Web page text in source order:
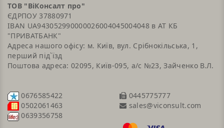
ТОВ "ВіКонсалт про"
ЄДРПОУ 37880971
IBAN UA943052990000026004045004048 в АТ КБ
"ПРИВАТБАНК"
Адреса нашого офісу: м. Київ, вул. Срібнокільська, 1,
перший під`їзд
Поштова адреса: 02095, Київ-095, а/с №23, Зайченко В.Л.
0676585422
0502061463
0639356758
0445775777
sales@viconsult.com